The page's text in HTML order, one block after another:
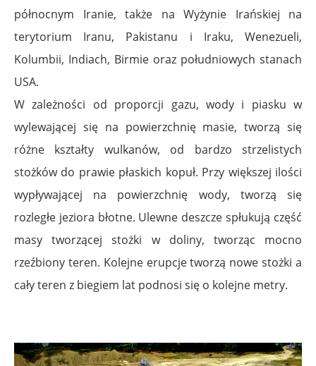
północnym Iranie, także na Wyżynie Irańskiej na
terytorium Iranu, Pakistanu i Iraku, Wenezueli,
Kolumbii, Indiach, Birmie oraz południowych stanach
USA.
W zależności od proporcji gazu, wody i piasku w
wylewającej się na powierzchnię masie, tworzą się
różne kształty wulkanów, od bardzo strzelistych
stożków do prawie płaskich kopuł. Przy większej ilości
wypływającej na powierzchnię wody, tworzą się
rozległe jeziora błotne. Ulewne deszcze spłukują część
masy tworzącej stożki w doliny, tworząc mocno
rzeźbiony teren. Kolejne erupcje tworzą nowe stożki a
cały teren z biegiem lat podnosi się o kolejne metry.